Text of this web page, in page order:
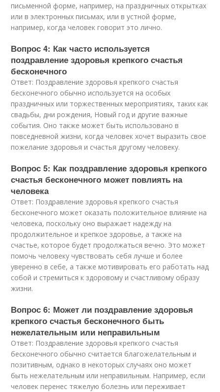
письменной форме, например, на праздничных открытках
или в электронных письмах, или в устной форме,
например, когда человек говорит это лично.
Вопрос 4: Как часто используется
поздравление здоровья крепкого счастья
бесконечного
Ответ: Поздравление здоровья крепкого счастья
бесконечного обычно используется на особых
праздничных или торжественных мероприятиях, таких как
свадьбы, дни рождения, Новый год и другие важные
события. Оно также может быть использовано в
повседневной жизни, когда человек хочет выразить свое
пожелание здоровья и счастья другому человеку.
Вопрос 5: Как поздравление здоровья крепкого
счастья бесконечного может повлиять на
человека
Ответ: Поздравление здоровья крепкого счастья
бесконечного может оказать положительное влияние на
человека, поскольку оно выражает надежду на
продолжительное и крепкое здоровье, а также на
счастье, которое будет продолжаться вечно. Это может
помочь человеку чувствовать себя лучше и более
уверенно в себе, а также мотивировать его работать над
собой и стремиться к здоровому и счастливому образу
жизни.
Вопрос 6: Может ли поздравление здоровья
крепкого счастья бесконечного быть
нежелательным или неправильным
Ответ: Поздравление здоровья крепкого счастья
бесконечного обычно считается благожелательным и
позитивным, однако в некоторых случаях оно может
быть нежелательным или неправильным. Например, если
человек перенес тяжелую болезнь или переживает